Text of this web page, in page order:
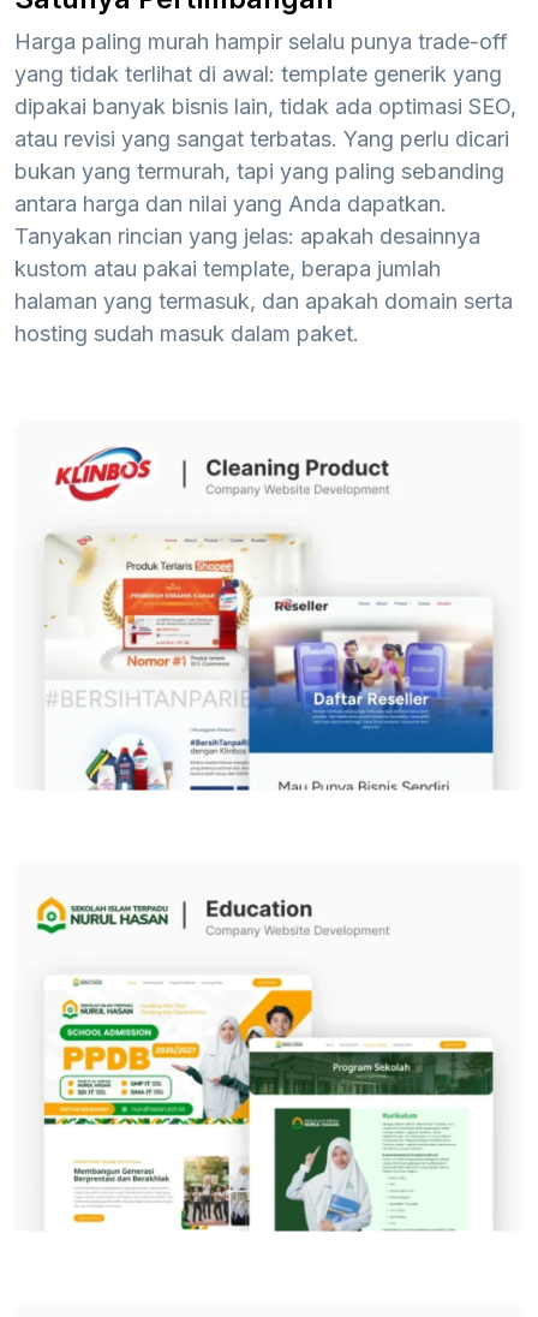
Harga paling murah hampir selalu punya trade-off
yang tidak terlihat di awal: template generik yang
dipakai banyak bisnis lain, tidak ada optimasi SEO,
atau revisi yang sangat terbatas. Yang perlu dicari
bukan yang termurah, tapi yang paling sebanding
antara harga dan nilai yang Anda dapatkan.
Tanyakan rincian yang jelas: apakah desainnya
kustom atau pakai template, berapa jumlah
halaman yang termasuk, dan apakah domain serta
hosting sudah masuk dalam paket.